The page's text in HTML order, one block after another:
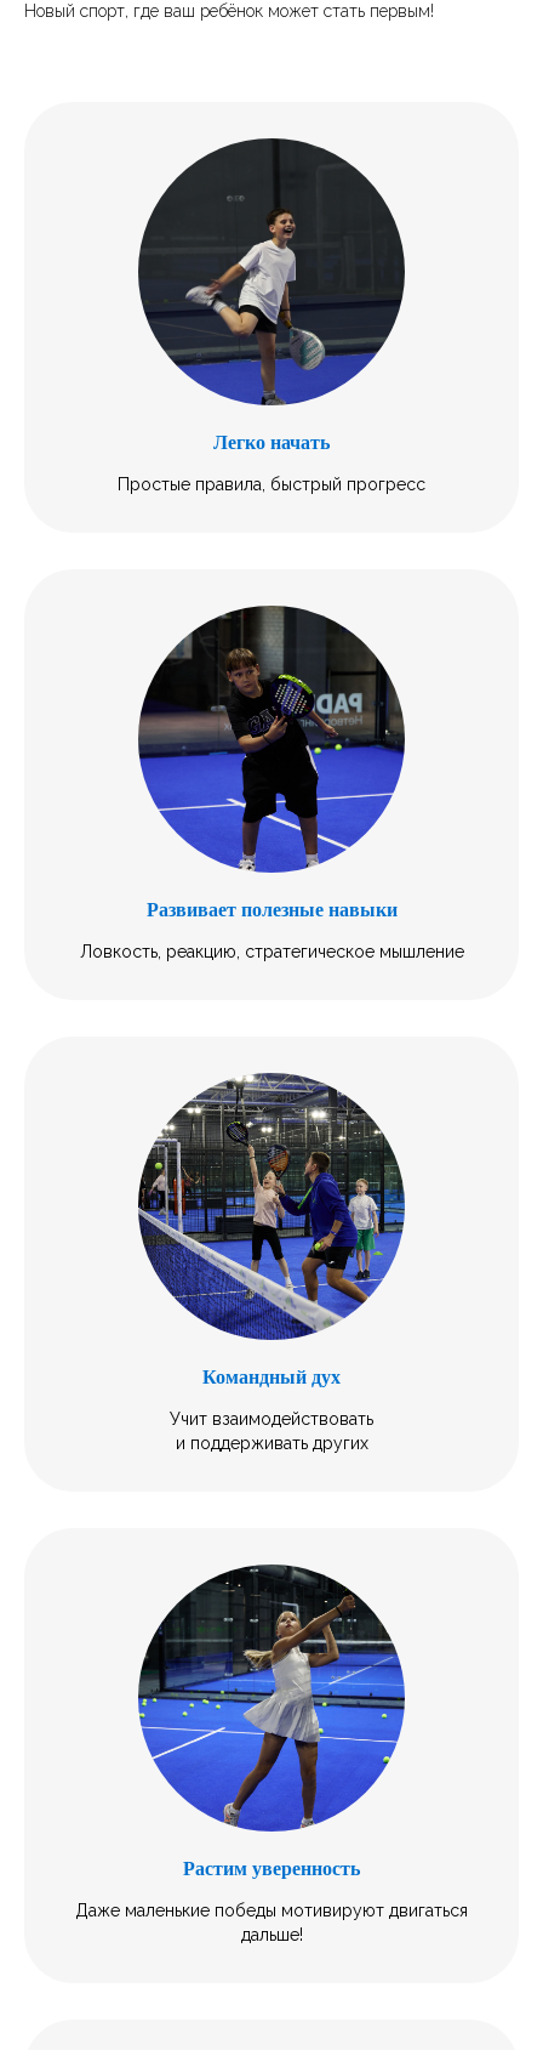
Новый спорт, где ваш ребёнок может стать первым!
Легко начать
Простые правила, быстрый прогресс
Развивает полезные навыки
Ловкость, реакцию, стратегическое мышление
Командный дух
Учит взаимодействовать
и поддерживать других
Растим уверенность
Даже маленькие победы мотивируют двигаться
дальше!